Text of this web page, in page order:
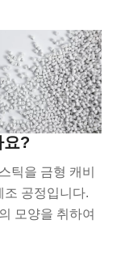
요?
틱을 금형 캐비
조 공정입니다.
모양을 취하여